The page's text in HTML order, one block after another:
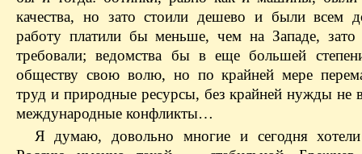
качества, но зато стоили дешево и были всем
работу платили бы меньше, чем на Западе,
требовали; ведомства бы в еще большей
обществу свою волю, но по крайней мере
труд и природные ресурсы, без крайней нужды не
международные конфликты…
Я думаю, довольно многие и сегодня